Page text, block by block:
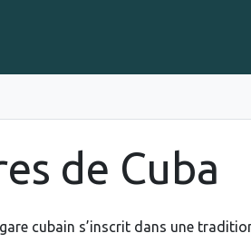
de Cuba
cubain s’inscrit dans une